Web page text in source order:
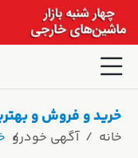
خرید و فروش و
خانه آگهی خودرو